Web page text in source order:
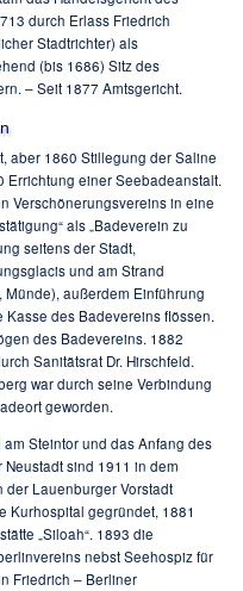
durch Erlass Friedrich
Stadtrichter) als
(bis 1686) Sitz des
– Seit 1877 Amtsgericht.
aber 1860 Stillegung der Saline
Errichtung einer Seebadeanstalt.
Verschönerungsvereins in eine
als „Badeverein zu
seitens der Stadt,
und am Strand
außerdem Einführung
des Badevereins flössen.
des Badevereins. 1882
Sanitätsrat Dr. Hirschfeld.
war durch seine Verbindung
geworden.
Steintor und das Anfang des
sind 1911 in dem
Lauenburger Vorstadt
Kurhospital gegründet, 1881
„Siloah“. 1893 die
nebst Seehospiz für
Friedrich – Berliner